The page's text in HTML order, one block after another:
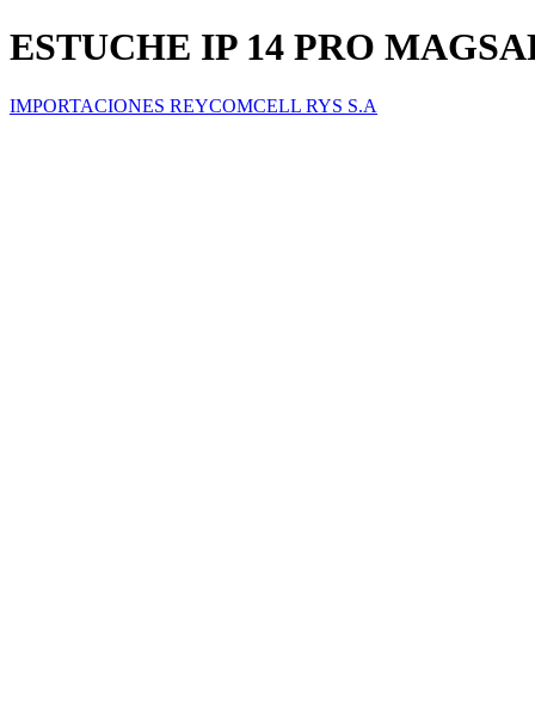
ESTUCHE IP 14 PRO
IMPORTACIONES REYCOMCELL RYS S.A